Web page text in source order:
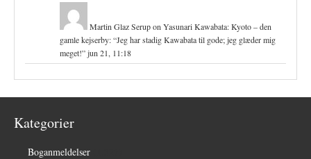
Martin Glaz Serupon Yasunari Kawabata: Kyoto – den
gamle kejserby: “Jeg har stadig Kawabata til gode; jeg glæder mig
meget!”jun 21, 11:18
Kategorier
Boganmeldelser